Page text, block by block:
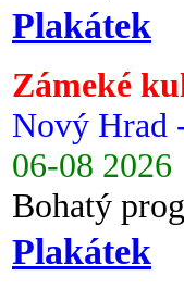
Plakátek
Zámeké
Nový Hrad
06-08 2026
Bohatý
Plakátek